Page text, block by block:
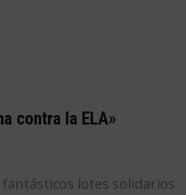
contra la ELA»
lotes solidarios